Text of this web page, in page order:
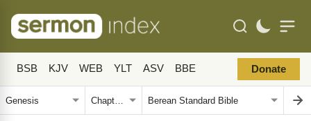
BSB KJV WEB YLT ASV BBE Donate